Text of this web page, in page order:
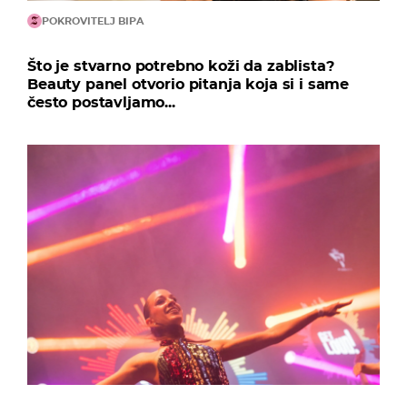
POKROVITELJ BIPA
Što je stvarno potrebno koži da zablista?
Beauty panel otvorio pitanja koja si i same
često postavljamo...